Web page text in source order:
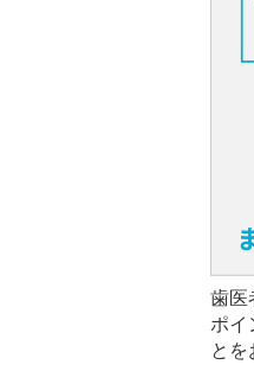
歯医
ポイ
と